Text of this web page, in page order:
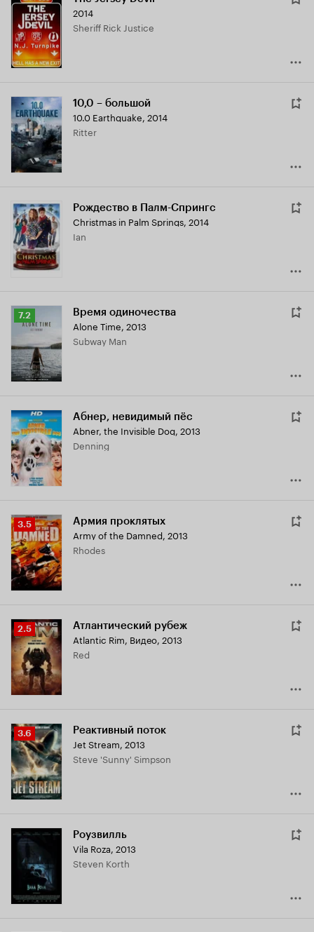
2014
Sheriff Rick Justice
10,0 – большой
10.0 Earthquake, 2014
Ritter
Рождество в Палм-Спрингс
Christmas in Palm Springs, 2014
Ian
Рейтинг
Кинопоиска
7.2
7.2 Время одиночества
Alone Time, 2013
Subway Man
Абнер, невидимый пёс
Abner, the Invisible Dog, 2013
Denning
Рейтинг
Кинопоиска
3.5
3.5 Армия проклятых
Army of the Damned, 2013
Rhodes
Рейтинг
Кинопоиска
2.5
2.5 Атлантический рубеж
Atlantic Rim, Видео, 2013
Red
Рейтинг
Кинопоиска
3.6
3.6 Реактивный поток
Jet Stream, 2013
Steve 'Sunny' Simpson
Роузвилль
Vila Roza, 2013
Steven Korth